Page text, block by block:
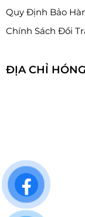
Quy Định Bảo
Chính Sách Đổi
ĐỊA CHỈ